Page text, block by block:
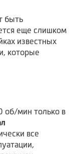
быть
еще слишком
известных
которые
об/мин только в
все